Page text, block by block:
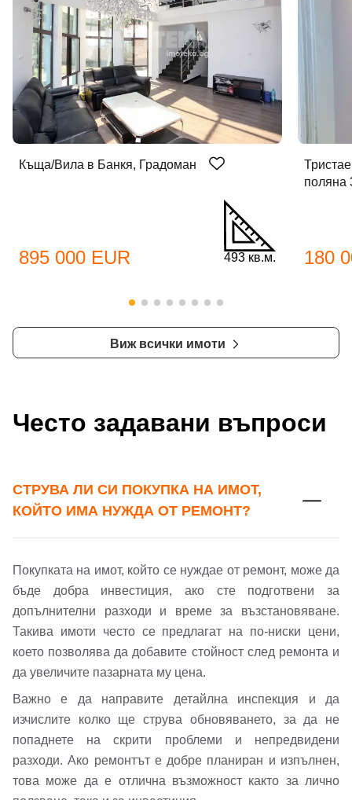
Добре дошъл!
Вход Регистрация
Имейл Адрес
Къща/Вила в Банкя, Градоман
895 000 EUR 493 кв.м.
поляна
180
Виж всички имоти
Често задавани въпроси
СТРУВА ЛИ СИ ПОКУПКА НА ИМОТ,
КОЙТО ИМА НУЖДА ОТ РЕМОНТ?
Покупката на имот, който се нуждае от ремонт, може да
бъде добра инвестиция, ако сте подготвени за
допълнителни разходи и време за възстановяване.
Такива имоти често се предлагат на по-ниски цени,
което позволява да добавите стойност след ремонта и
да увеличите пазарната му цена.
Важно е да направите детайлна инспекция и да
изчислите колко ще струва обновяването, за да не
попаднете на скрити проблеми и непредвидени
разходи. Ако ремонтът е добре планиран и изпълнен,
това може да е отлична възможност както за лично